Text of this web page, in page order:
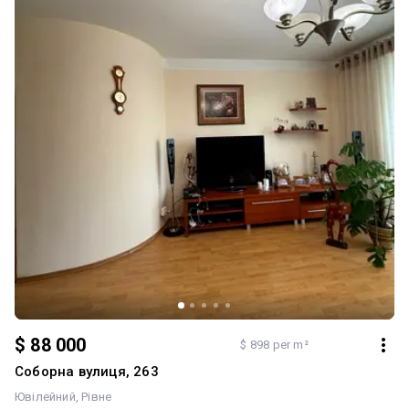
$ 88 000 $ 898 per m²
Соборна вулиця, 263
Ювілейний Рівне